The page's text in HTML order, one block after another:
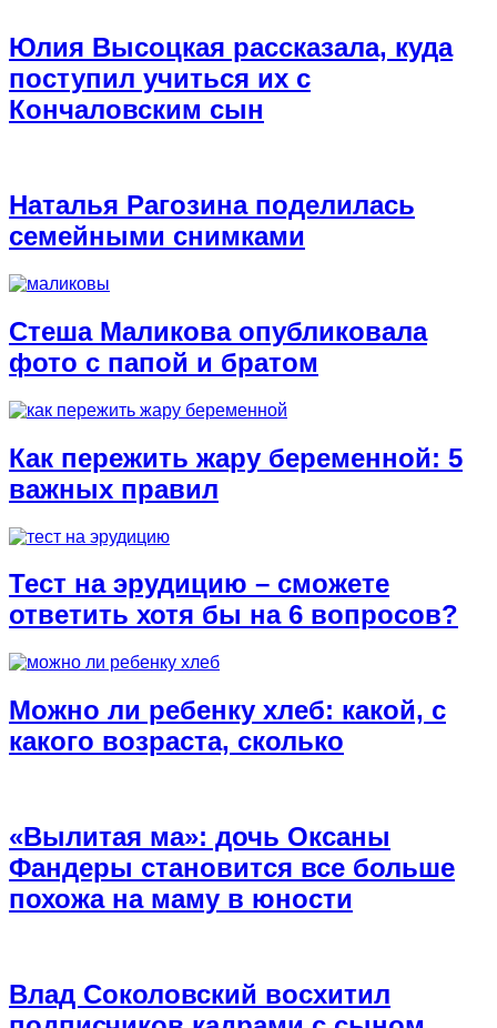
Юлия Высоцкая рассказала, куда
поступил учиться их с
Кончаловским сын
Наталья Рагозина поделилась
семейными снимками
Стеша Маликова опубликовала
фото с папой и братом
Как пережить жару беременной: 5
важных правил
Тест на эрудицию – сможете
ответить хотя бы на 6 вопросов?
Можно ли ребенку хлеб: какой, с
какого возраста, сколько
«Вылитая ма»: дочь Оксаны
Фандеры становится все больше
похожа на маму в юности
Влад Соколовский восхитил